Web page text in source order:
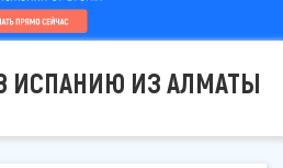
ИСПАНИЮ ИЗ АЛМАТЫ